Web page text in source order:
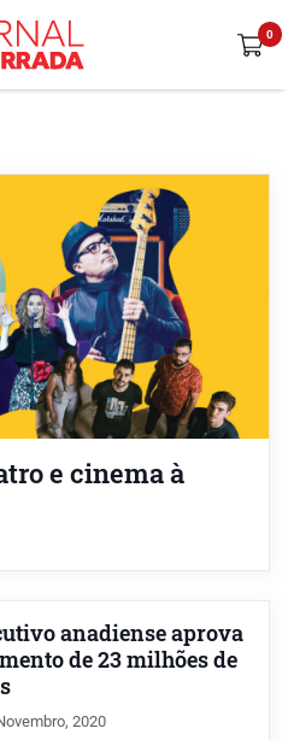
e cinema à
anadiense aprova
de 23 milhões de
2020